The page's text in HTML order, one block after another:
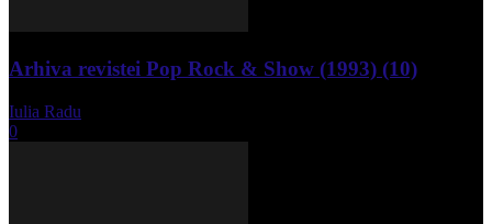
Arhiva revistei Pop Rock & Show (1993) (10)
Iulia Radu
0